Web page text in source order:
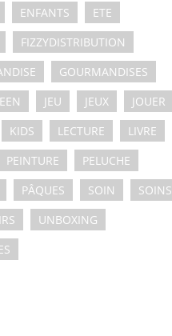
ENFANTS
ETE
FIZZYDISTRIBUTION
GOURMANDISES
JEU JEUX
JOUER
KIDS LECTURE
LIVRE
PEINTURE
PELUCHE
PÂQUES SOIN
SOINS
UNBOXING